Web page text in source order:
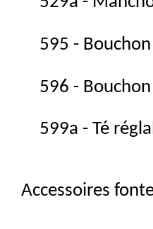
595 -
596 -
599a - Té
Accessoires